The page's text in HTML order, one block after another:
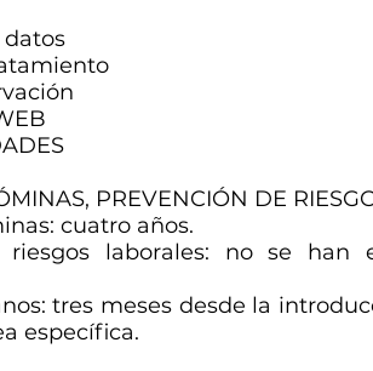
PREVENCIÓN DE
cuatro años.
riesgos laborales: no se han
tres meses desde la
específica.